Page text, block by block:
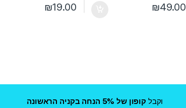
₪49.00
₪19.00
וקבל קופון של 5% הנחה בקניה הראשונה